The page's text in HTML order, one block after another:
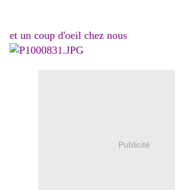
et un coup d'oeil chez nous
Publicité